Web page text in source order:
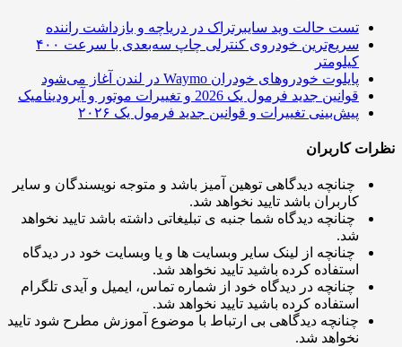
تست حالت وید سایبرتراک در دریاچه و بازداشت راننده
سریع‌ترین خودروی کنترلی چاپ سه‌بعدی با سرعت ۴۰۰
کیلومتر
پایلوت خودروهای خودران Waymo در لندن آغاز می‌شود
قوانین جدید فرمول یک 2026 و تغییرات موتور و آیرودینامیک
پیش‌بینی‌ تغییرات و قوانین جدید فرمول یک ۲۰۲۶
کاربران
چنانچه دیدگاهی توهین آمیز باشد و متوجه نویسندگان و سایر
کاربران باشد تایید نخواهد شد.
چنانچه دیدگاه شما جنبه ی تبلیغاتی داشته باشد تایید نخواهد
چنانچه از لینک سایر وبسایت ها و یا وبسایت خود در دیدگاه
استفاده کرده باشید تایید نخواهد شد.
چنانچه در دیدگاه خود از شماره تماس، ایمیل و آیدی تلگرام
استفاده کرده باشید تایید نخواهد شد.
چنانچه دیدگاهی بی ارتباط با موضوع آموزش مطرح شود تایید
نخواهد شد.